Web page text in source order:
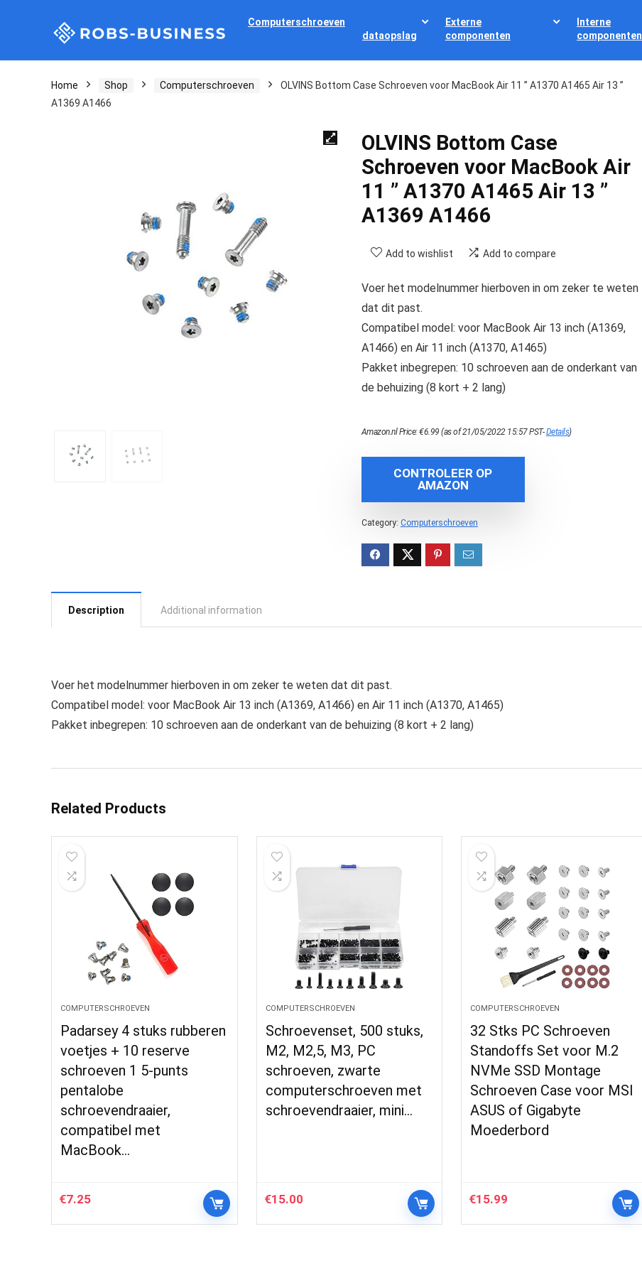
Computerschroeven
dataopslag
Externe
componenten
Interne
componenten
Home Shop Computerschroeven
OLVINS Bottom Case Schroeven voor MacBook Air 11 ” A1370 A1465 Air 13 ”
A1369 A1466
OLVINS Bottom Case
Schroeven voor MacBook Air
11 ” A1370 A1465 Air 13 ”
A1369 A1466
Add to wishlist Add to compare
Voer het modelnummer hierboven in om zeker te weten
dat dit past.
Compatibel model: voor MacBook Air 13 inch (A1369,
A1466) en Air 11 inch (A1370, A1465)
Pakket inbegrepen: 10 schroeven aan de onderkant van
de behuizing (8 kort + 2 lang)
Amazon.nl Price:€6.99 (as of 21/05/2022 15:57 PST-Details)
CONTROLEER OP
AMAZON
Category: Computerschroeven
Description Additional information
Voer het modelnummer hierboven in om zeker te weten dat dit past.
Compatibel model: voor MacBook Air 13 inch (A1369, A1466) en Air 11 inch (A1370, A1465)
Pakket inbegrepen: 10 schroeven aan de onderkant van de behuizing (8 kort + 2 lang)
Related Products
COMPUTERSCHROEVEN
Padarsey 4 stuks rubberen
voetjes + 10 reserve
schroeven 1 5-punts
pentalobe
schroevendraaier,
compatibel met
MacBook…
€7.25
COMPUTERSCHROEVEN
Schroevenset, 500 stuks,
M2, M2,5, M3, PC
schroeven, zwarte
computerschroeven met
schroevendraaier, mini…
€15.00
COMPUTERSCHROEVEN
32 Stks PC Schroeven
Standoffs Set voor M.2
NVMe SSD Montage
Schroeven Case voor MSI
ASUS of Gigabyte
Moederbord
€15.99